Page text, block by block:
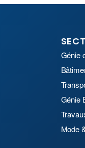
Génie
Génie
Mode